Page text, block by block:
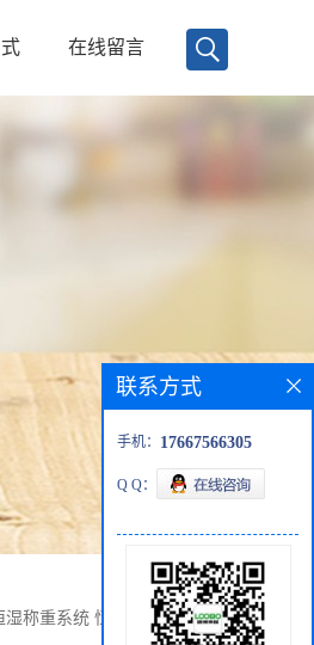
在线留言
湿称重系统 恒温恒湿称重系统
联系方式
手机： 17667566305
Q Q：